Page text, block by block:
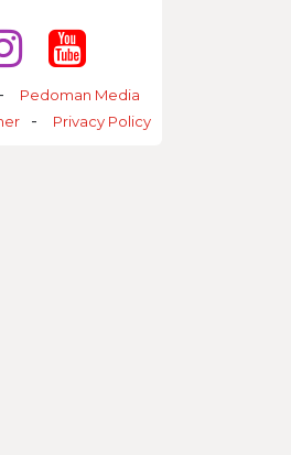
Pedoman Media
Privacy Policy